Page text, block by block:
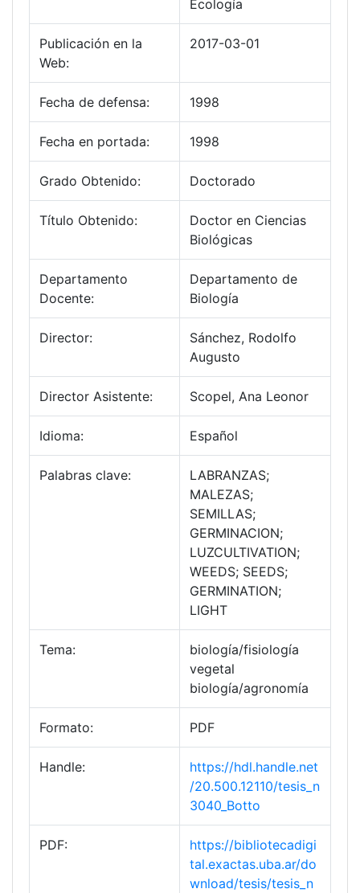
Ecología
Publicación en la
Web:
2017-03-01
Fecha de defensa: 1998
Fecha en portada: 1998
Grado Obtenido: Doctorado
Título Obtenido:
Doctor en Ciencias
Biológicas
Departamento
Docente:
Departamento de
Biología
Director:
Sánchez, Rodolfo
Augusto
Director Asistente: Scopel, Ana Leonor
Idioma: Español
Palabras clave:
LABRANZAS;
MALEZAS;
SEMILLAS;
GERMINACION;
LUZCULTIVATION;
WEEDS; SEEDS;
GERMINATION;
LIGHT
Tema:
biología/fisiología
vegetal
biología/agronomía
Formato: PDF
Handle:
https://hdl.handle.net
/20.500.12110/tesis_n
3040_Botto
PDF:
https://bibliotecadigi
tal.exactas.uba.ar/do
wnload/tesis/tesis_n